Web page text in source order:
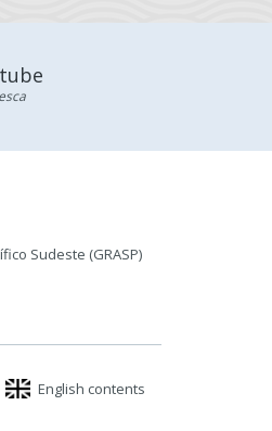
Sudeste (GRASP)
English contents